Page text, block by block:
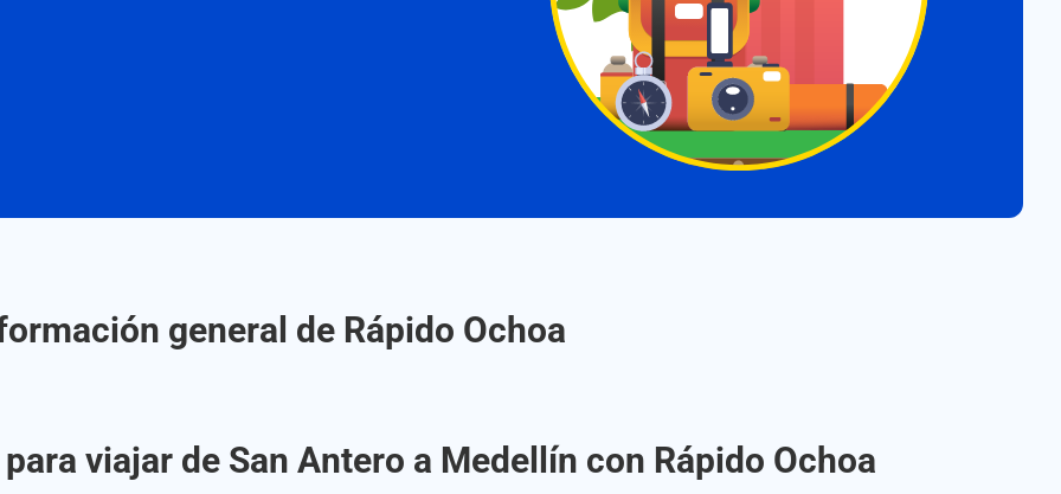
general de Rápido Ochoa
viajar de San Antero a Medellín con Rápido Ochoa